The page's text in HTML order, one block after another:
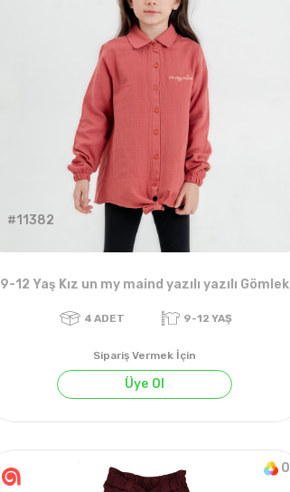
#11382
9-12 Yaş Kız un my maind yazılı yazılı Gömlek
Sipariş Vermek İçin
Üye Ol
0